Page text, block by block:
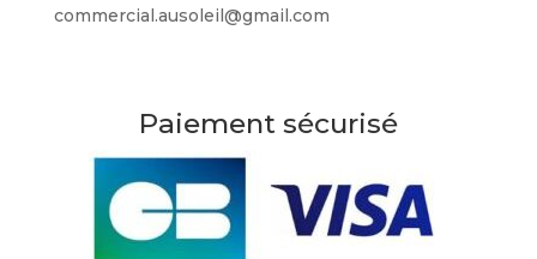
commercial.ausoleil@gmail.com
Paiement sécurisé